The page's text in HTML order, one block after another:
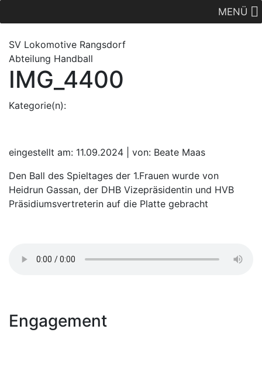
MENÜ
SV Lokomotive Rangsdorf
Abteilung Handball
IMG_4400
Kategorie(n):
eingestellt am: 11.09.2024 | von: Beate Maas
Den Ball des Spieltages der 1.Frauen wurde von
Heidrun Gassan, der DHB Vizepräsidentin und HVB
Präsidiumsvertreterin auf die Platte gebracht
Engagement